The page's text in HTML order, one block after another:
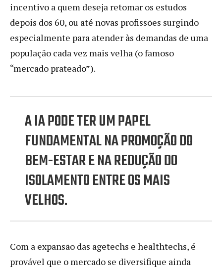
incentivo a quem deseja retomar os estudos
depois dos 60, ou até novas profissões surgindo
especialmente para atender às demandas de uma
população cada vez mais velha (o famoso
“mercado prateado”).
A IA PODE TER UM PAPEL
FUNDAMENTAL NA PROMOÇÃO DO
BEM-ESTAR E NA REDUÇÃO DO
ISOLAMENTO ENTRE OS MAIS
VELHOS.
Com a expansão das agetechs e healthtechs, é
provável que o mercado se diversifique ainda